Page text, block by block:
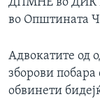
ДПМНЕ во ДИК
во Општината
Адвокатите од
зборови побара
обвинети